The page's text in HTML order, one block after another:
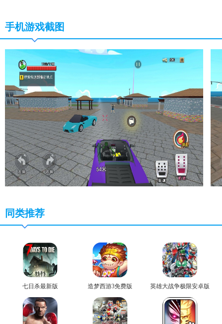
手机游戏截图
同类推荐
七日杀最新版 造梦西游3免费版 英雄大战争极限安卓版